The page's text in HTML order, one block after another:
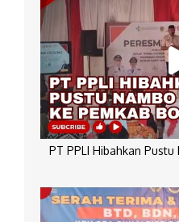
PT PPLI Hibahkan